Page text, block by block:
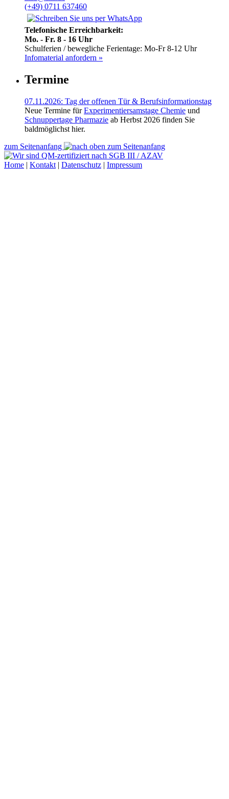
(+49) 0711 637460
Telefonische Erreichbarkeit:
Mo. - Fr. 8 - 16 Uhr
Schulferien / bewegliche Ferientage: Mo-Fr 8-12 Uhr
Infomaterial anfordern »
Termine
07.11.2026: Tag der offenen Tür & Berufsinformationstag
Neue Termine fürExperimentiersamstage Chemie und
Schnuppertage Pharmazie ab Herbst 2026 finden Sie
baldmöglichst hier.
zum Seitenanfang
Home | Kontakt | Datenschutz | Impressum